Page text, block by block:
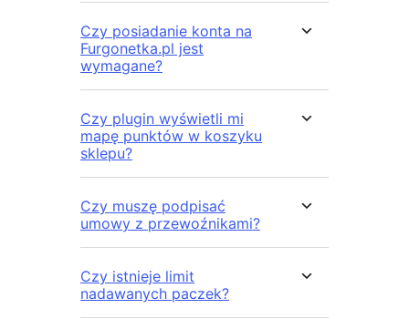
Czy posiadanie konta na
Furgonetka.pl jest
wymagane?
Czy plugin wyświetli mi
mapę punktów w koszyku
sklepu?
Czy muszę podpisać
umowy z przewoźnikami?
Czy istnieje limit
nadawanych paczek?